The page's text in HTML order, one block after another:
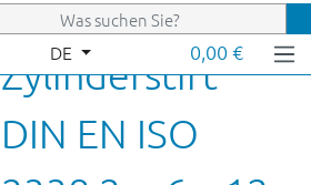
DE 0,00 €
Zylinderstift
DIN EN ISO